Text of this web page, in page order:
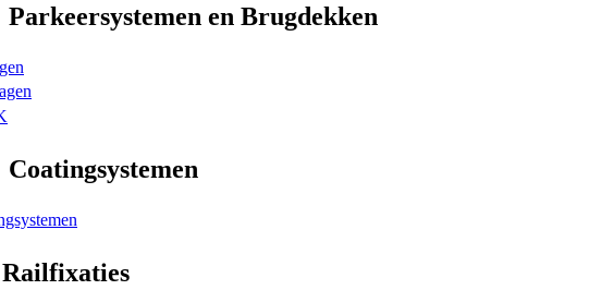
Parkeersystemen en Brugdekken
Coatingsystemen
Railfixaties